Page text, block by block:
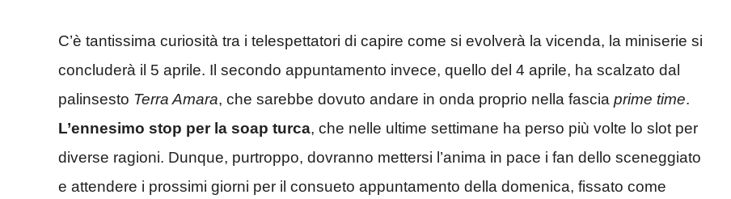
C’è tantissima curiosità tra i telespettatori di capire come si evolverà la vicenda, la miniserie si
concluderà il 5 aprile. Il secondo appuntamento invece, quello del 4 aprile, ha scalzato dal
palinsesto Terra Amara, che sarebbe dovuto andare in onda proprio nella fascia prime time.
L’ennesimo stop per la soap turca, che nelle ultime settimane ha perso più volte lo slot per
diverse ragioni. Dunque, purtroppo, dovranno mettersi l’anima in pace i fan dello sceneggiato
e attendere i prossimi giorni per il consueto appuntamento della domenica, fissato come